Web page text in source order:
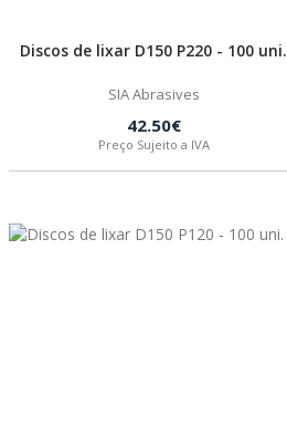
Discos de lixar D150 P220 - 100 uni.
SIA Abrasives
42.50€
Preço Sujeito a IVA